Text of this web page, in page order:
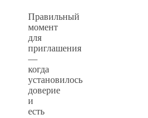
Правильный
момент
для
приглашения
—
когда
установилось
доверие
и
есть